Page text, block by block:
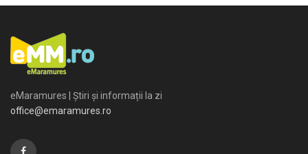
eMaramures | Știri și informații la zi
office@emaramures.ro